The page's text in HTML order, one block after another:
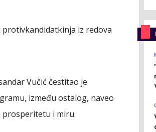
iz redova
Vučić čestitao je
između ostalog, naveo
prosperitetu i miru.